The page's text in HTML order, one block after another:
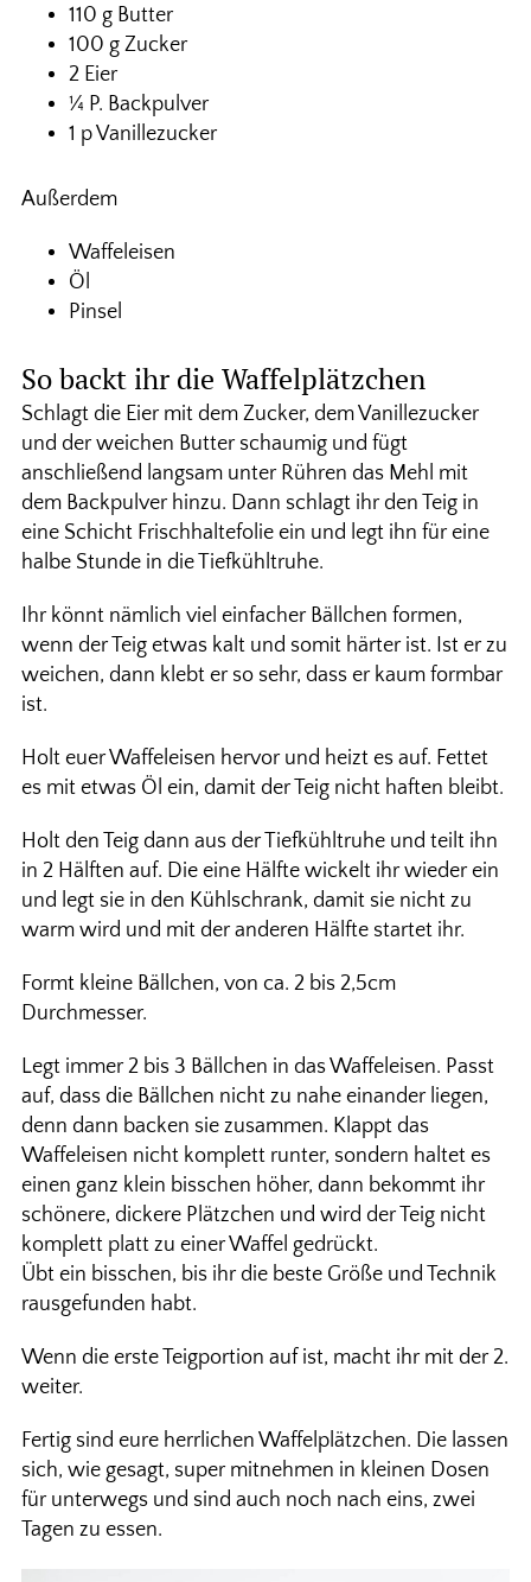
110 g Butter
100 g Zucker
2 Eier
¼ P. Backpulver
1 p Vanillezucker
Außerdem
Waffeleisen
Öl
Pinsel
So backt ihr die Waffelplätzchen
Schlagt die Eier mit dem Zucker, dem Vanillezucker
und der weichen Butter schaumig und fügt
anschließend langsam unter Rühren das Mehl mit
dem Backpulver hinzu. Dann schlagt ihr den Teig in
eine Schicht Frischhaltefolie ein und legt ihn für eine
halbe Stunde in die Tiefkühltruhe.
Ihr könnt nämlich viel einfacher Bällchen formen,
wenn der Teig etwas kalt und somit härter ist. Ist er zu
weichen, dann klebt er so sehr, dass er kaum formbar
ist.
Holt euer Waffeleisen hervor und heizt es auf. Fettet
es mit etwas Öl ein, damit der Teig nicht haften bleibt.
Holt den Teig dann aus der Tiefkühltruhe und teilt ihn
in 2 Hälften auf. Die eine Hälfte wickelt ihr wieder ein
und legt sie in den Kühlschrank, damit sie nicht zu
warm wird und mit der anderen Hälfte startet ihr.
Formt kleine Bällchen, von ca. 2 bis 2,5cm
Durchmesser.
Legt immer 2 bis 3 Bällchen in das Waffeleisen. Passt
auf, dass die Bällchen nicht zu nahe einander liegen,
denn dann backen sie zusammen. Klappt das
Waffeleisen nicht komplett runter, sondern haltet es
einen ganz klein bisschen höher, dann bekommt ihr
schönere, dickere Plätzchen und wird der Teig nicht
komplett platt zu einer Waffel gedrückt.
Übt ein bisschen, bis ihr die beste Größe und Technik
rausgefunden habt.
Wenn die erste Teigportion auf ist, macht ihr mit der 2.
weiter.
Fertig sind eure herrlichen Waffelplätzchen. Die lassen
sich, wie gesagt, super mitnehmen in kleinen Dosen
für unterwegs und sind auch noch nach eins, zwei
Tagen zu essen.